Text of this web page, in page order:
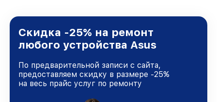
Краснодаре, постоянно повышая уровень
доверия и лояльности наших клиентов.
Скидка -25% на ремонт
любого устройства Asus
По предварительной записи с сайта,
предоставляем скидку в размере -25%
на весь прайс услуг по ремонту